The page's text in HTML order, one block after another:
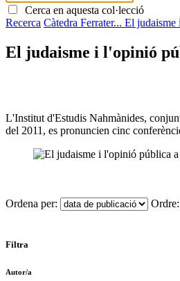
Cerca en aquesta col·lecció
Recerca Càtedra Ferrater... El judaisme
El judaisme i l'opinió
L'Institut d'Estudis Nahmànides,
del 2011, es pronuncien cinc
Ordena per: Ordre:
Filtra
Autor/a